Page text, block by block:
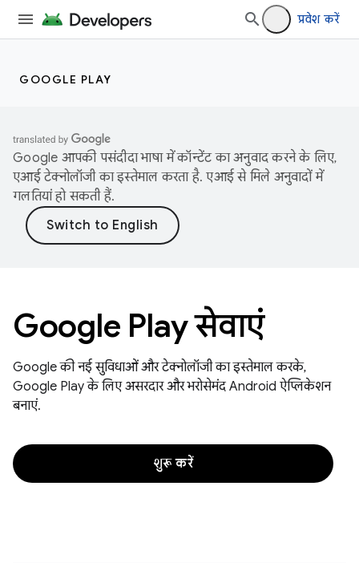
प्रवेश करें
GOOGLE PLAY
Google आपकी पसंदीदा भाषा में कॉन्टेंट का अनुवाद करने के लिए,
एआई टेक्नोलॉजी का इस्तेमाल करता है. एआई से मिले अनुवादों में
गलतियां हो सकती हैं.
Google Play सेवाएं
Google की नई सुविधाओं और टेक्नोलॉजी का इस्तेमाल करके,
Google Play के लिए असरदार और भरोसेमंद Android ऐप्लिकेशन
बनाएं.
शुरू करें